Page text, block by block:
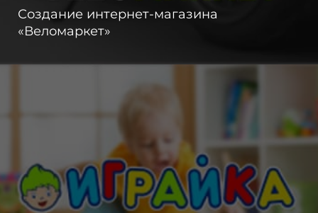
Создание интернет-магазина
«Веломаркет»